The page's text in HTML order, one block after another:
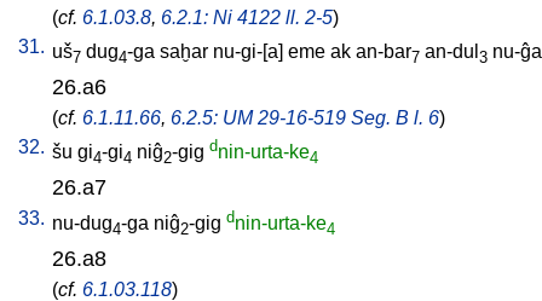
(cf. 6.1.03.8, 6.2.1: Ni 4122 ll. 2-5)
31. uš7 dug4-ga saḫar nu-gi-[a] eme ak an-bar7 an-dul 3 nu-
26.a6
(cf. 6.1.11.66, 6.2.5: UM 29-16-519 Seg. B l. 6)
32. šu gi4-gi4 niĝ2-gig dnin-urta-ke4
26.a7
33. nu-dug4-ga niĝ2-gig dnin-urta-ke4
26.a8
(cf. 6.1.03.118)